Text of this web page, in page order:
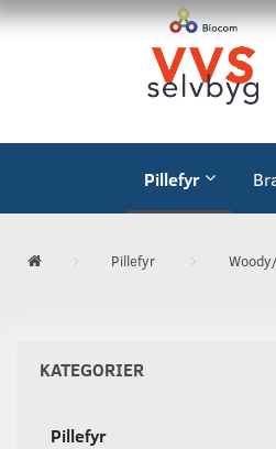
Pillefyr
Pillefyr
KATEGORIER
Pillefyr